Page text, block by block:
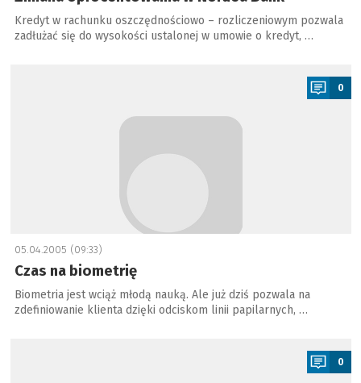
Kredyt w rachunku oszczędnościowo – rozliczeniowym pozwala
zadłużać się do wysokości ustalonej w umowie o kredyt, …
0
05.04.2005 (09:33)
Czas na biometrię
Biometria jest wciąż młodą nauką. Ale już dziś pozwala na
zdefiniowanie klienta dzięki odciskom linii papilarnych, …
0